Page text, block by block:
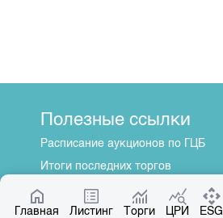
Главная Листинг Торги ЦРИ ESG
Полезные ссылки
Расписание аукционов по ГЦБ
Итоги последних торгов
Котировки по ЦБ
Центр раскрытия информации